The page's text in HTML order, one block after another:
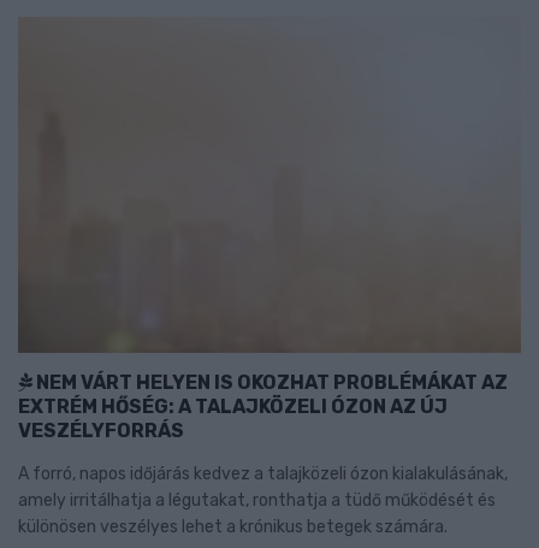
NEM VÁRT HELYEN IS OKOZHAT PROBLÉMÁKAT AZ
EXTRÉM HŐSÉG: A TALAJKÖZELI ÓZON AZ ÚJ
VESZÉLYFORRÁS
A forró, napos időjárás kedvez a talajközeli ózon kialakulásának,
amely irritálhatja a légutakat, ronthatja a tüdő működését és
különösen veszélyes lehet a krónikus betegek számára.